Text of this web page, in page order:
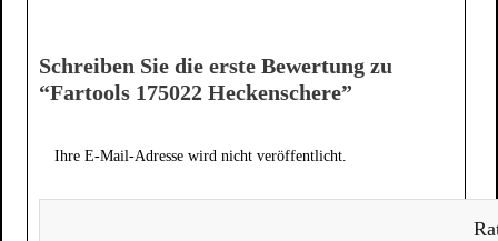
Schreiben Sie die erste Bewertung zu
“Fartools 175022 Heckenschere”
Ihre E-Mail-Adresse wird nicht veröffentlicht.